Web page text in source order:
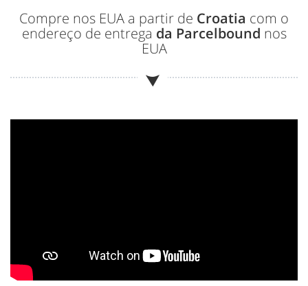
Compre nos EUA a partir de Croatia com o
endereço de entrega da Parcelbound nos
EUA